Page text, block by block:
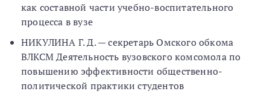
как составной части учебно-воспитательного
процесса в вузе
НИКУЛИНА Г. Д. — секретарь Омского обкома
ВЛКСМ Деятельность вузовского комсомола по
повышению эффективности общественно-
политической практики студентов